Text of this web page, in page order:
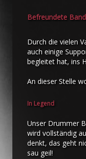
Befreundete
Durch die vielen
auch einige
begleitet hat, ins
An dieser Stelle
In Legend
Unser Drummer
wird vollständig
denkt, das geht
sau geil!